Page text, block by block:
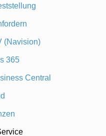
(Navision)
365
Central